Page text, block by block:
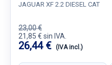
JAGUAR XF 2.2 DIESEL CAT
23,00 €
21,85 € sin IVA.
26,44 € (IVA incl.)